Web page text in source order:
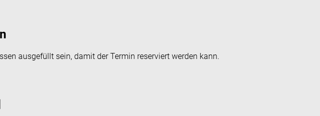
ausgefüllt sein, damit der Termin reserviert werden kann.